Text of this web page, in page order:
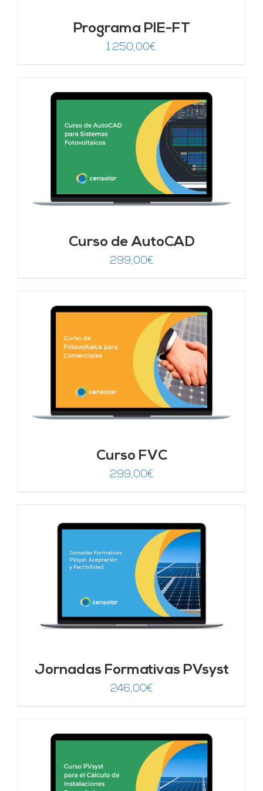
Programa PIE-FT
1.250,00€
Curso de AutoCAD
299,00€
Curso FVC
299,00€
Jornadas Formativas PVsyst
246,00€